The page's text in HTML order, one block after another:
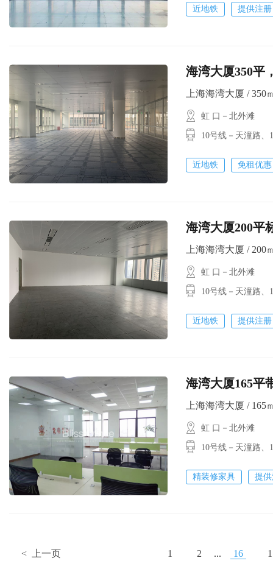
近地铁 提供注册
海湾大厦350平
上海海湾大厦 / 350
虹 口－北外滩
10号线－天潼路
近地铁 免租优惠
海湾大厦200平标
上海海湾大厦 / 200
虹 口－北外滩
10号线－天潼路
近地铁 提供注册
海湾大厦165平带
上海海湾大厦 / 165
虹 口－北外滩
10号线－天潼路
精装修家具 提
1 2 ... 16
< 上一页